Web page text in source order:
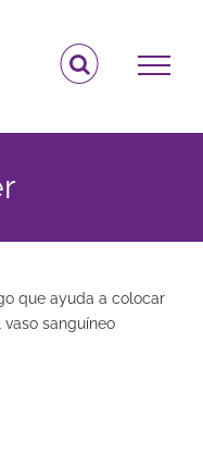
que ayuda a colocar
sanguíneo